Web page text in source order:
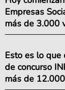
Empresas
más de 3.000
Esto es lo que
de concurso
más de